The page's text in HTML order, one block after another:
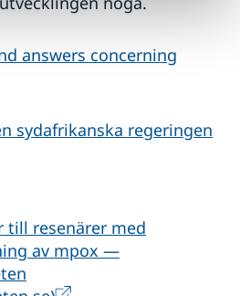
answers concerning
sydafrikanska regeringen
till resenärer med
av mpox —